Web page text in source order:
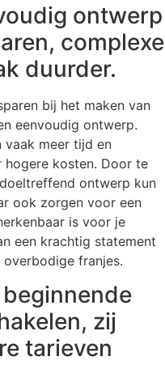
ontwerp
complexe
duurder.
bij het maken van
eenvoudig ontwerp.
vaak meer tijd en
kosten. Door te
ontwerp kun
ook zorgen voor een
is voor je
een krachtig statement
franjes.
zij
tarieven